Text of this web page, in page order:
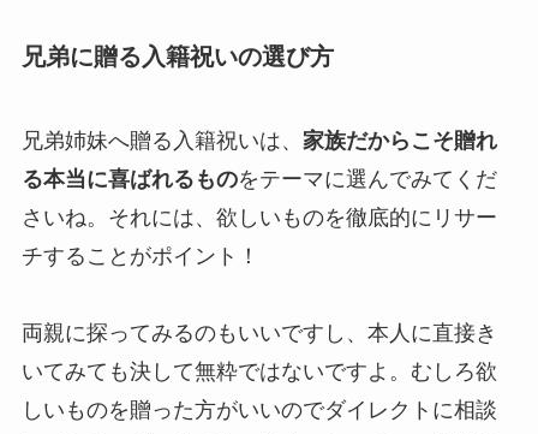
兄弟に贈る入籍祝いの選び方
兄弟姉妹へ贈る入籍祝いは、 家族だからこそ贈れ
る本当に喜ばれるものをテーマに選んでみてくだ
さいね。それには、欲しいものを徹底的にリサー
チすることがポイント！
両親に探ってみるのもいいですし、本人に直接き
いてみても決して無粋ではないですよ。むしろ欲
しいものを贈った方がいいのでダイレクトに相談